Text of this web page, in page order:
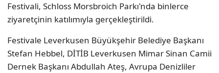
Festivali, Schloss Morsbroich Parkı'nda binlerce
ziyaretçinin katılımıyla gerçekleştirildi.
Festivale Leverkusen Büyükşehir Belediye Başkanı
Stefan Hebbel, DİTİB Leverkusen Mimar Sinan Camii
Dernek Başkanı Abdullah Ateş, Avrupa Denizliler